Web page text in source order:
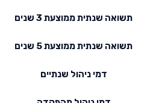
תשואה שנתית ממוצעת 3 שנים
תשואה שנתית ממוצעת 5 שנים
דמי ניהול שנתיים